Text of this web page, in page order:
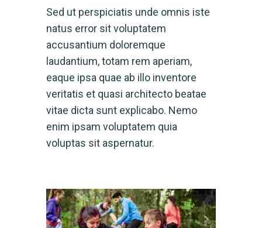
Sed ut perspiciatis unde omnis iste
natus error sit voluptatem
accusantium doloremque
laudantium, totam rem aperiam,
eaque ipsa quae ab illo inventore
veritatis et quasi architecto beatae
vitae dicta sunt explicabo. Nemo
enim ipsam voluptatem quia
voluptas sit aspernatur.